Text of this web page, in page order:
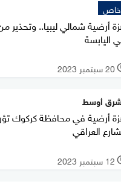
خاص
أرضية شمالي ليبيا.. وتحذير
اليابسة
20 سبتمبر 2023
أوسط
أرضية في محافظة كركوك
العراقي
12 سبتمبر 2023